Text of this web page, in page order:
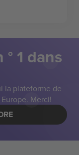
1 dans
la plateforme de
Merci!